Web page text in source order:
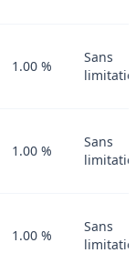
1.00 %
Sans
1.00 %
Sans
1.00 %
Sans